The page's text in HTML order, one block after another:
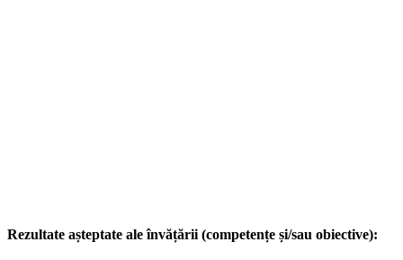
Rezultate așteptate ale învățării (competențe și/sau obiective):